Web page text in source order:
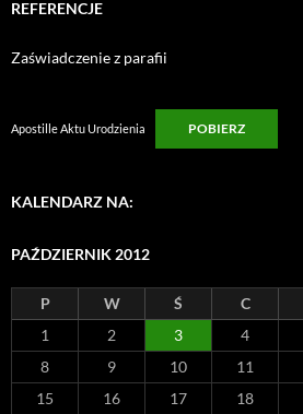
REFERENCJE
Zaświadczenie z parafii
Apostille Aktu Urodzienia POBIERZ
KALENDARZ NA:
PAŹDZIERNIK 2012
P W Ś C
1
2 3 4
8
9 10 11
15
16 17 18